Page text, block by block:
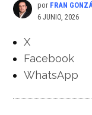
por FRAN
6 JUNIO, 2026
X
Facebook
WhatsApp